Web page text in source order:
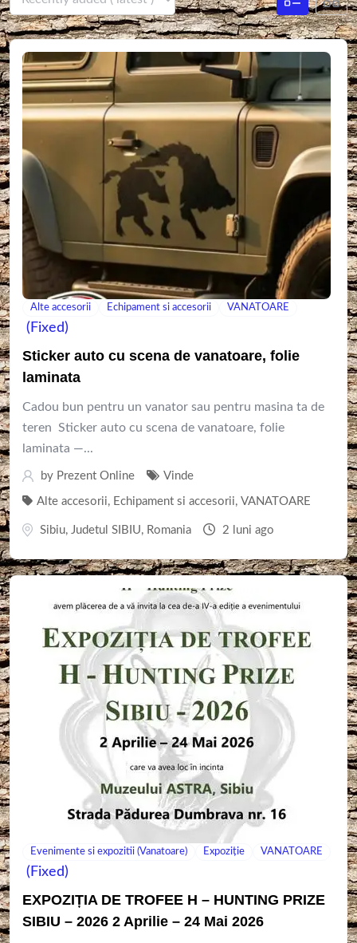
Alte accesorii Echipament si accesorii VANATOARE
(Fixed)
Sticker auto cu scena de vanatoare, folie
laminata
Cadou bun pentru un vanator sau pentru masina ta de
teren Sticker auto cu scena de vanatoare, folie
laminata —...
by Prezent Online Vinde
Alte accesorii, Echipament si accesorii, VANATOARE
Sibiu, Judetul SIBIU, Romania 2 luni ago
Evenimente si expozitii (Vanatoare) Expoziție VANATOARE
(Fixed)
EXPOZIȚIA DE TROFEE H – HUNTING PRIZE
SIBIU – 2026 2 Aprilie – 24 Mai 2026